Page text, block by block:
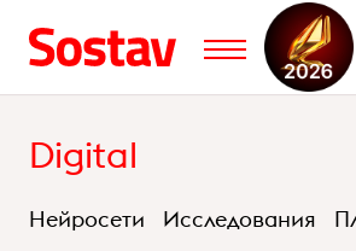
Digital
Нейросети Исследования